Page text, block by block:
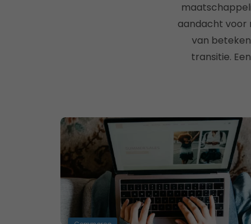
aandacht voor
van
transitie.